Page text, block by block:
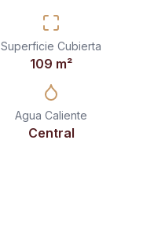
Superficie Cubierta
109 m²
Agua Caliente
Central